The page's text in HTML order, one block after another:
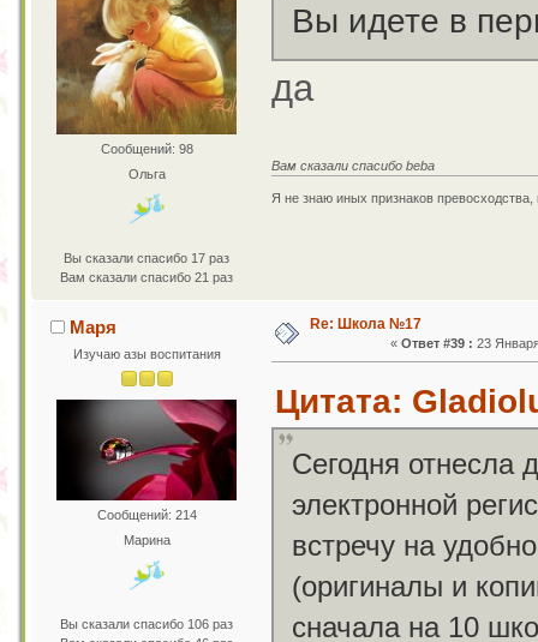
Сообщений: 98
Ольга
Вы сказали спасибо 17 раз
Вам сказали спасибо 21 раз
Вы идете в
да
Вам сказали спасибо beba
Я не знаю иных признаков
Маря
Изучаю азы воспитания
Сообщений: 214
Марина
Вы сказали спасибо 106 раз
Re: Школа №17
« Ответ #39 : 23
Цитата:
Сегодня отнесла
электронной
встречу на
(оригиналы и
сначала на 10